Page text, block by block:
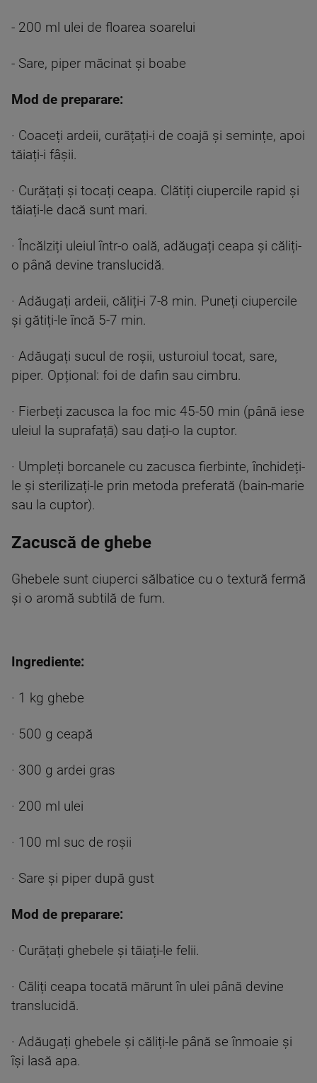
- 200 ml ulei de floarea soarelui
- Sare, piper măcinat și boabe
Mod de preparare:
· Coaceți ardeii, curățați-i de coajă și semințe, apoi
tăiați-i fâșii.
· Curățați și tocați ceapa. Clătiți ciupercile rapid și
tăiați-le dacă sunt mari.
· Încălziți uleiul într-o oală, adăugați ceapa și căliți-
o până devine translucidă.
· Adăugați ardeii, căliți-i 7-8 min. Puneți ciupercile
și gătiți-le încă 5-7 min.
· Adăugați sucul de roșii, usturoiul tocat, sare,
piper. Opțional: foi de dafin sau cimbru.
· Fierbeți zacusca la foc mic 45-50 min (până iese
uleiul la suprafață) sau dați-o la cuptor.
· Umpleți borcanele cu zacusca fierbinte, închideți-
le și sterilizați-le prin metoda preferată (bain-marie
sau la cuptor).
Zacuscă de ghebe
Ghebele sunt ciuperci sălbatice cu o textură fermă
și o aromă subtilă de fum.
Ingrediente:
· 1 kg ghebe
· 500 g ceapă
· 300 g ardei gras
· 200 ml ulei
· 100 ml suc de roșii
· Sare și piper după gust
Mod de preparare:
· Curățați ghebele și tăiați-le felii.
· Căliți ceapa tocată mărunt în ulei până devine
translucidă.
· Adăugați ghebele și căliți-le până se înmoaie și
își lasă apa.